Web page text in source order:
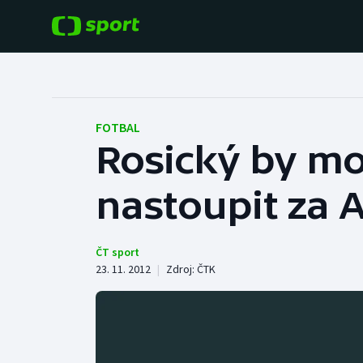
Hokej
Tenis
Cyklistika
Baseball a softbal
Basketbal
Boby a skeleton
FOTBAL
Rosický by
nastoupit za
ČT sport
23. 11. 2012 | Zdroj: ČTK